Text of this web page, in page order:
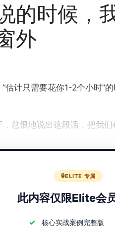
的时候，
外
估计只需要花你1-2个小时”
忿恨地说出这段话，把我们
不自己做呢？
ELITE 专属
此内容仅限Elite会
核心实战案例完整版